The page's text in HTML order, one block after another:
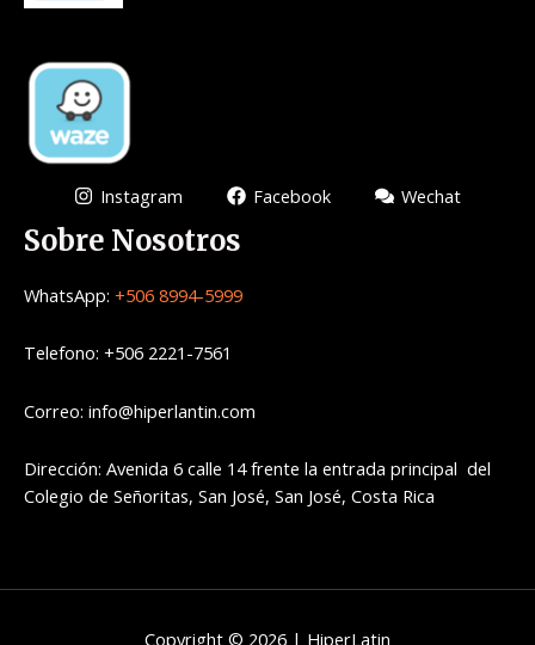
Instagram Facebook Wechat
Sobre Nosotros
WhatsApp: +506 8994-5999
Telefono: +506 2221-7561
Correo: info@hiperlantin.com
Dirección: Avenida 6 calle 14 frente la entrada principal del
Colegio de Señoritas, San José, San José, Costa Rica
Copyright © 2026 | HiperLatin